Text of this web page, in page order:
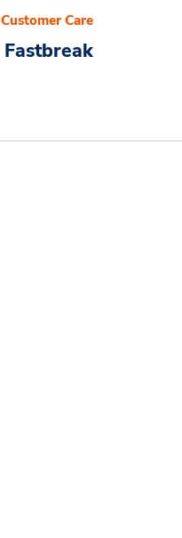
Fastbreak
Customer Care